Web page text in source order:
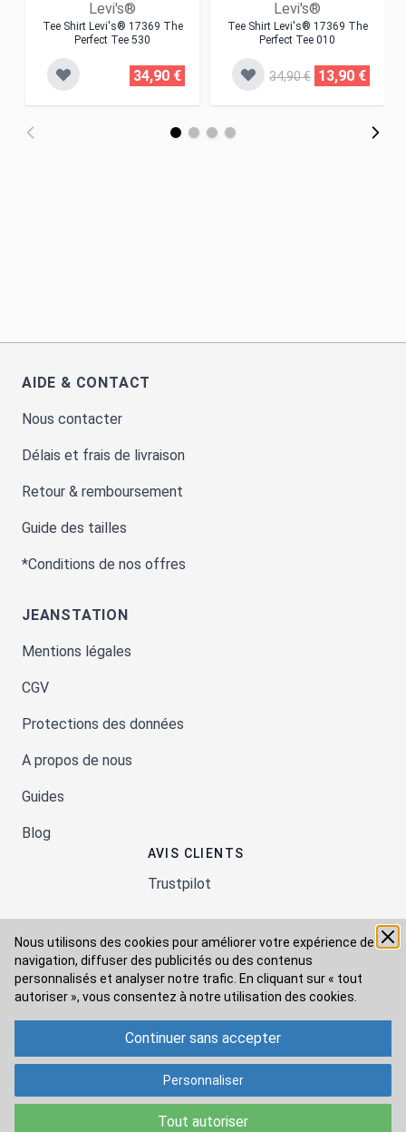
Nous utilisons des cookies pour améliorer votre expérience de
navigation, diffuser des publicités ou des contenus
personnalisés et analyser notre trafic. En cliquant sur « tout
autoriser », vous consentez à notre utilisation des cookies.
Tout autoriser
Continuer sans accepter
Personnaliser
Levi's®
Tee Shirt Levi's® 17369 The
Perfect Tee 530
34,90 €
Levi's®
Tee Shirt Levi's® 17369 The
Perfect Tee 010
34,90 € 13,90 €
AIDE & CONTACT
Nous contacter
Délais et frais de livraison
Retour & remboursement
Guide des tailles
*Conditions de nos offres
JEANSTATION
Mentions légales
CGV
Protections des données
A propos de nous
Guides
Blog
AVIS CLIENTS
Trustpilot
Moyens de paiement
Modes de livraison